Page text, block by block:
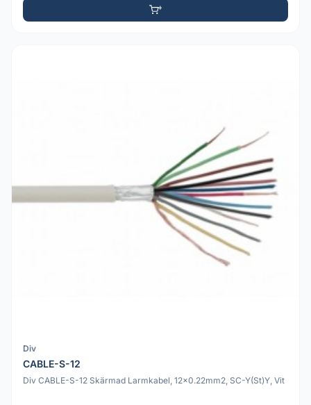
Div
CABLE-S-12
Div CABLE-S-12 Skärmad Larmkabel, 12x0.22mm2, SC-Y(St)Y, Vit